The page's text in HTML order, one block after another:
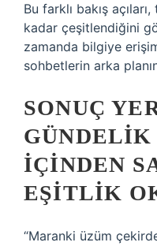
Bu farklı bakış
kadar çeşitlendiğini
zamanda bilgiye
sohbetlerin arka
SONUÇ
GÜNDELIK
IÇINDEN
EŞITLIK
“Maranki üzüm